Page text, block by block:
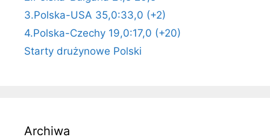
3.Polska-USA 35,0:33,0 (+2)
4.Polska-Czechy 19,0:17,0 (+20)
Starty drużynowe Polski
Archiwa